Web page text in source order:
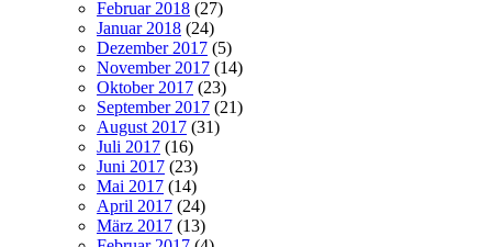
Februar 2018 (27)
Januar 2018 (24)
Dezember 2017 (5)
November 2017 (14)
Oktober 2017 (23)
September 2017 (21)
August 2017 (31)
Juli 2017 (16)
Juni 2017 (23)
Mai 2017 (14)
April 2017 (24)
März 2017 (13)